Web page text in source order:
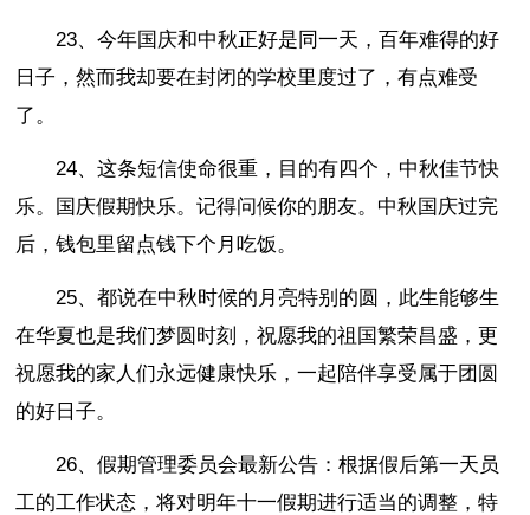
23、今年国庆和中秋正好是同一天，百年难得的好
日子，然而我却要在封闭的学校里度过了，有点难受
了。
24、这条短信使命很重，目的有四个，中秋佳节快
乐。国庆假期快乐。记得问候你的朋友。中秋国庆过完
后，钱包里留点钱下个月吃饭。
25、都说在中秋时候的月亮特别的圆，此生能够生
在华夏也是我们梦圆时刻，祝愿我的祖国繁荣昌盛，更
祝愿我的家人们永远健康快乐，一起陪伴享受属于团圆
的好日子。
26、假期管理委员会最新公告：根据假后第一天员
工的工作状态，将对明年十一假期进行适当的调整，特